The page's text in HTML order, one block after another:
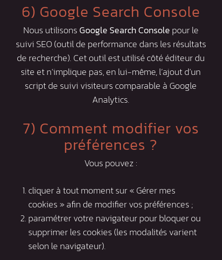
6) Google Search Console
Nous utilisons Google Search Console pour le
suivi SEO (outil de performance dans les résultats
de recherche). Cet outil est utilisé côté éditeur du
site et n’implique pas, en lui-même, l’ajout d’un
script de suivi visiteurs comparable à Google
Analytics.
7) Comment modifier vos
préférences ?
Vous pouvez :
cliquer à tout moment sur « Gérer mes
cookies » afin de modifier vos préférences ;
paramétrer votre navigateur pour bloquer ou
supprimer les cookies (les modalités varient
selon le navigateur).